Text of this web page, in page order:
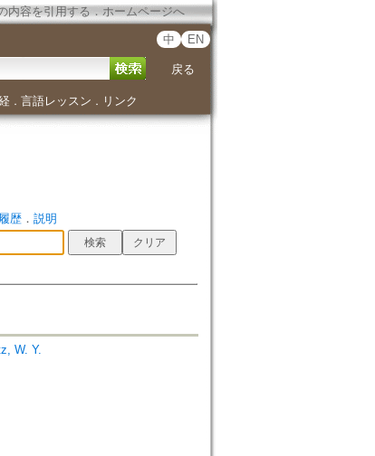
内容を引用する ． ホームページへ
中 EN
戻る
． 言語レッスン ． リンク
歴． 説明
W. Y.